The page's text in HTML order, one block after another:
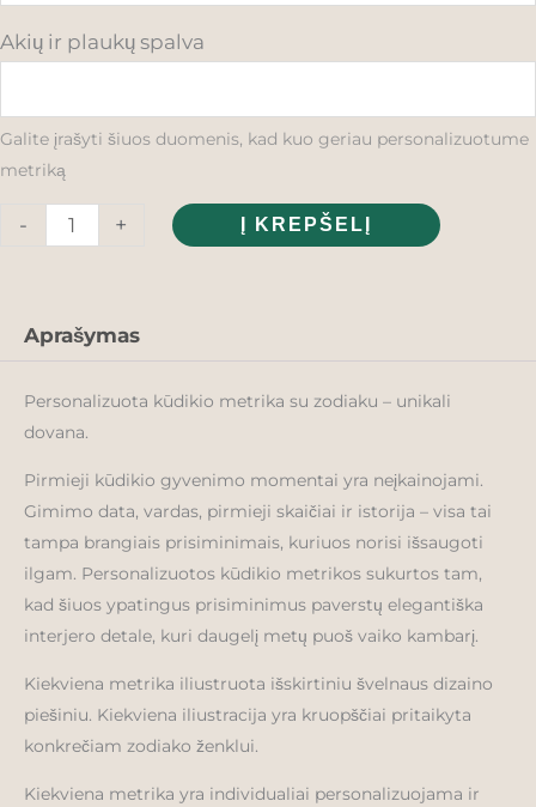
Akių ir plaukų spalva
Galite įrašyti šiuos duomenis, kad kuo geriau personalizuotume
metriką
- + Į KREPŠELĮ
Aprašymas
Personalizuota kūdikio metrika su zodiaku – unikali
dovana.
Pirmieji kūdikio gyvenimo momentai yra neįkainojami.
Gimimo data, vardas, pirmieji skaičiai ir istorija – visa tai
tampa brangiais prisiminimais, kuriuos norisi išsaugoti
ilgam. Personalizuotos kūdikio metrikos sukurtos tam,
kad šiuos ypatingus prisiminimus paverstų elegantiška
interjero detale, kuri daugelį metų puoš vaiko kambarį.
Kiekviena metrika iliustruota išskirtiniu švelnaus dizaino
piešiniu. Kiekviena iliustracija yra kruopščiai pritaikyta
konkrečiam zodiako ženklui.
Kiekviena metrika yra individualiai personalizuojama ir